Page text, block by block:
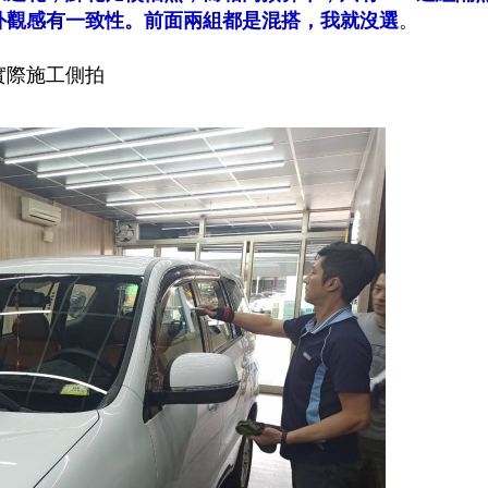
感有一致性。前面兩組都是混搭，我就沒選。
施工側拍